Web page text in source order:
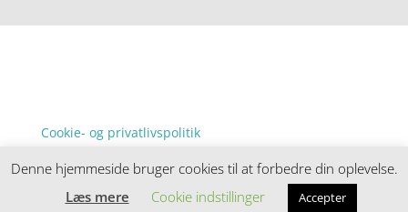
Cookie- og privatlivspolitik
Denne hjemmeside samler et bredt udvalg af
spændende varer. Siden er et affiiliatesite, og nogle
Denne hjemmeside bruger cookies til at forbedre din oplevelse.
Læs mere
Cookie indstillinger Accepter